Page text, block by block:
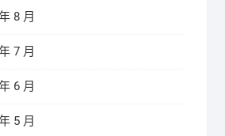
8 月
7 月
6 月
5 月